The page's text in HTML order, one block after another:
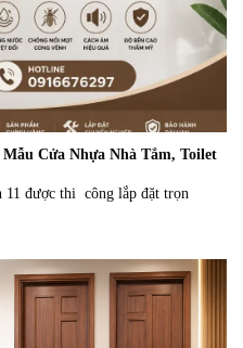
Cửa Nhựa Nhà Tắm, Toilet
11 được thi công lắp đặt trọn